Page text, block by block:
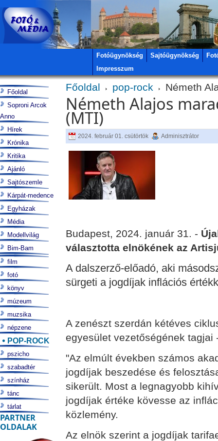
Fotóügynökség Sajtóügynökség
Impresszum
Főoldal pop-rock Németh
Németh Alajos
(MTI)
2024. február 01. csütörtök Adminisztrátor
Budapest, 2024. január 31. -
választotta elnökének az
A dalszerző-előadó, aki
sürgeti a jogdíjak inflációs
A zenészt szerdán kétéves
egyesület vezetőségének
"Az elmúlt években számos
jogdíjak beszedése és
sikerült. Most a legnagyobb
jogdíjak értéke kövesse az
közlemény.
Az elnök szerint a jogdíjak
Főoldal
Soproni Arcok
Anno
Hírek
Krónika
Kritika
Ajánló
Sajtószemle
Kárpát-medence
Egyházak
Média
Modellvilág
Bim-Bam
film
fotó
könyv
múzeum
muzsika
népzene
POP-ROCK
pszicho
szabadtér
színház
tánc
tárlat
PARTNER
OLDALAK